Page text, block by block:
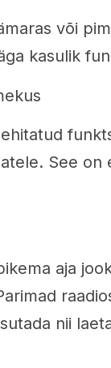
või
kasulik
See on
aja
nii